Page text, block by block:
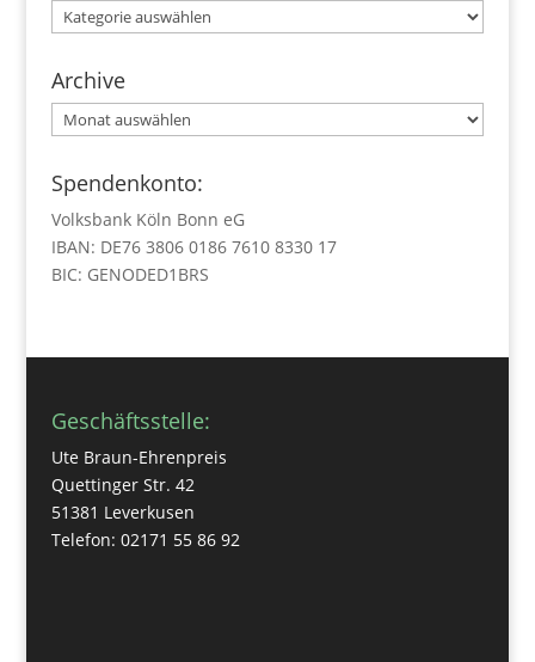
Kategorien
Archive
Archive
Spendenkonto:
Volksbank Köln Bonn eG
IBAN: DE76 3806 0186 7610 8330 17
BIC: GENODED1BRS
Geschäftsstelle:
Ute Braun-Ehrenpreis
Quettinger Str. 42
51381 Leverkusen
Telefon: 02171 55 86 92